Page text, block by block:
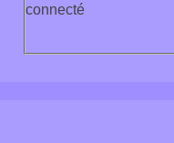
connecté